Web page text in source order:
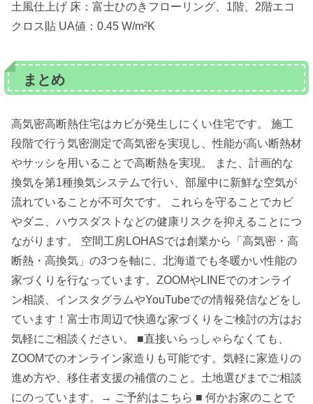
土風仕上げ 床：富士ひのきフローリング、1階、2階エコ
クロス貼 UA値：0.45 W/m²K
まとめ
高気密高断熱住宅はカビが発生しにくい住宅です。 施工
段階で行う気密測定で高気密を実現し、性能が高い断熱材
やサッシを用いることで高断熱を実現。 また、計画的な
換気を第1種換気システムで行い、部屋中に新鮮な空気が
流れていることが不可欠です。 これらを守ることでカビ
やダニ、ハウスダストなどの健康リスクを抑えることにつ
ながります。 空間工房LOHASでは創業から「高気密・高
断熱・高換気」の3つを軸に、北海道でも冬暖かい性能の
家づくりを行なっています。ZOOMやLINEでのオンライ
ン相談、インスタグラムやYouTubeでの情報発信などをし
ています！富士市周辺で快適な家づくりをご検討の方はお
気軽にご相談ください。 ■直接いらっしゃらなくても、
ZOOMでのオンライン家造りも可能です。気軽に家造りの
進め方や、移住者支援の補償のこと。土地選びまでご相談
にのっています。→ ご予約はこちら ■ 何かお家のことで